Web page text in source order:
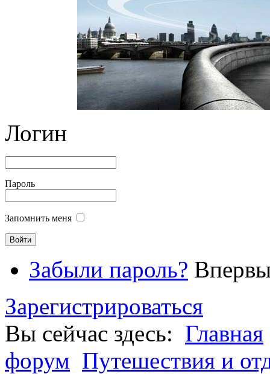
Логин
Пароль
Запомнить меня
Забыли пароль?
Зарегистрироваться
Вы сейчас здесь: Главная
форум Путешествия и